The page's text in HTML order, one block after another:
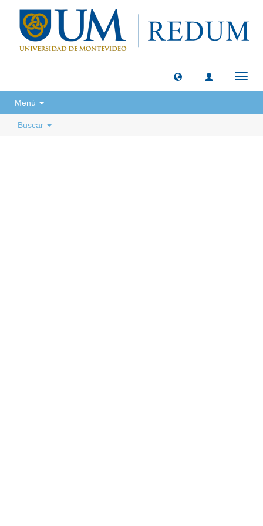
Menú
Buscar